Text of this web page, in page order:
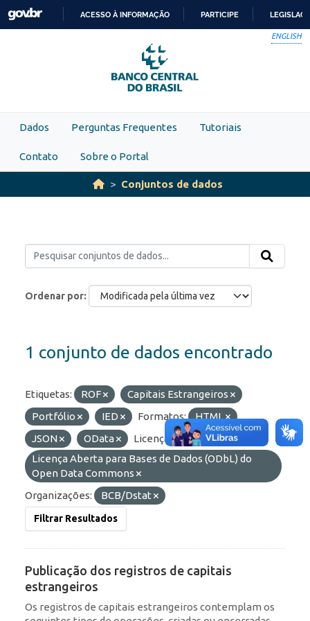
Skip to main content
PARA
O
CONTEÚDO
ACESSO À INFORMAÇÃO PARTICIPE
ENGLISH
Dados Perguntas Frequentes Tutoriais
Contato Sobre o Portal
Conjuntos de dados
Ordenar por
1 conjunto de dados encontrado
Etiquetas: ROF
Capitais Estrangeiros
Portfólio
IED Formatos:
HTML
JSON
OData
Licenças:
Licença Aberta para Bases de Dados (ODbL) do
Open Data Commons
Organizações:
BCB/Dstat
Filtrar Resultados
Publicação dos registros de capitais
estrangeiros
Os registros de capitais estrangeiros contemplam os